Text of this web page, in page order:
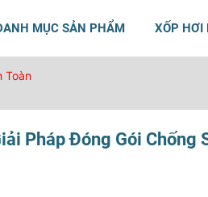
MỤC SẢN PHẨM XỐP HƠI
Toàn
Pháp Đóng Gói Chống